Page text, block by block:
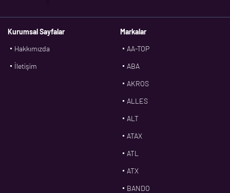
Kurumsal Sayfalar
Hakkımızda
İletişim
Markalar
AA-TOP
ABA
AKROS
ALLES
ALT
ATAX
ATL
ATX
BANDO